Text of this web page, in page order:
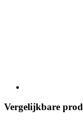
Vergelijkbare